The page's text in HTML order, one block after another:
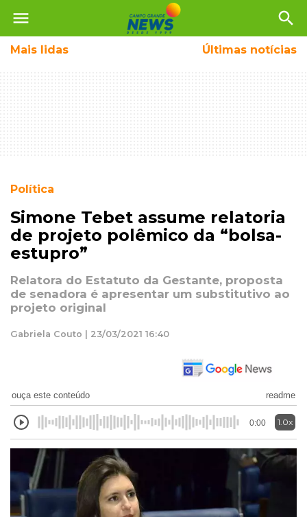
menu search
Mais lidas Últimas notícias
Política
Simone Tebet assume relatoria
de projeto polêmico da “bolsa-
estupro”
Relatora do Estatuto da Gestante, proposta
de senadora é apresentar um substitutivo ao
projeto original
Gabriela Couto | 23/03/2021 16:40
ouça este conteúdo readme
0:00 1.0x